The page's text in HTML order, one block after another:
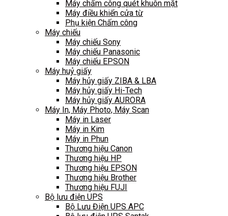
Máy chấm công quét khuôn mặt
Máy điều khiển cửa từ
Phụ kiện Chấm công
Máy chiếu
Máy chiếu Sony
Máy chiếu Panasonic
Máy chiếu EPSON
Máy huỷ giấy
Máy hủy giấy ZIBA & LBA
Máy hủy giấy Hi-Tech
Máy hủy giấy AURORA
Máy In, Máy Photo, Máy Scan
Máy in Laser
Máy in Kim
Máy in Phun
Thương hiệu Canon
Thương hiệu HP
Thương hiệu EPSON
Thương hiệu Brother
Thương hiệu FUJI
Bộ lưu điện UPS
Bộ Lưu Điện UPS APC